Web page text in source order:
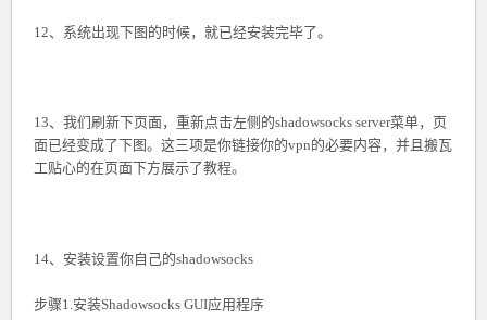
12、系统出现下图的时候，就已经安装完毕了。
13、我们刷新下页面，重新点击左侧的shadowsocks server菜单，页
面已经变成了下图。这三项是你链接你的vpn的必要内容，并且搬瓦
工贴心的在页面下方展示了教程。
14、安装设置你自己的shadowsocks
步骤1.安装Shadowsocks GUI应用程序